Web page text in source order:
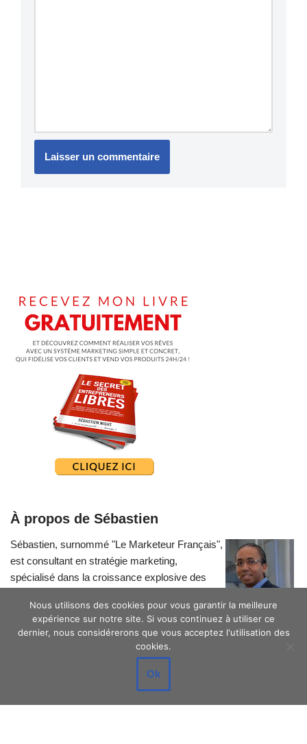
À propos de Sébastien
Sébastien, surnommé "Le Marketeur Français",
est consultant en stratégie marketing,
spécialisé dans la croissance explosive des
Nous utilisons des cookies pour vous garantir la meilleure
expérience sur notre site. Si vous continuez à utiliser ce
dernier, nous considérerons que vous acceptez l'utilisation des
cookies.
Ok